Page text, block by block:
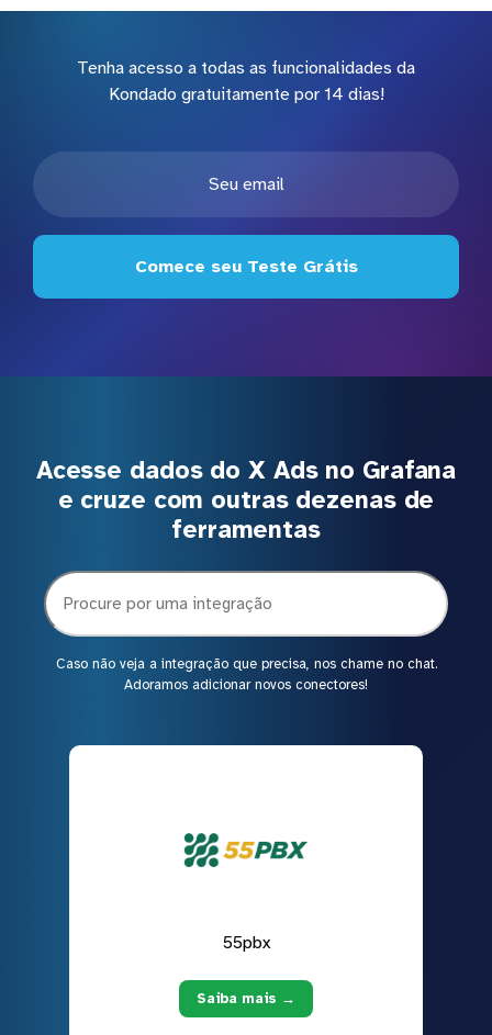
Tenha acesso a todas as funcionalidades da
Kondado gratuitamente por 14 dias!
Comece seu Teste Grátis
Acesse dados do X Ads no Grafana
e cruze com outras dezenas de
ferramentas
Caso não veja a integração que precisa, nos chame no chat.
Adoramos adicionar novos conectores!
55pbx
Saiba mais →